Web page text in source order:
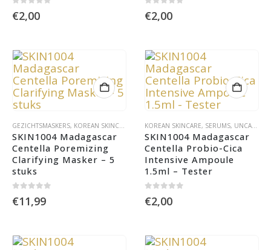
€2,00 €2,00
GEZICHTSMASKERS, KOREAN SKINCARE
SKIN1004 Madagascar
Centella Poremizing
Clarifying Masker – 5
stuks
€11,99
KOREAN SKINCARE, SERUMS, UNCATEGORIZED
SKIN1004 Madagascar
Centella Probio-Cica
Intensive Ampoule
1.5ml – Tester
€2,00